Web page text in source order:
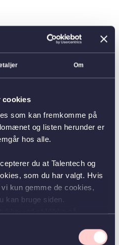
Om
cookies
som kan fremkomme på
og listen herunder er
hos alle.
du at Talentech og
som du har valgt. Hvis
kun gemme de cookies,
kan bruge siden.